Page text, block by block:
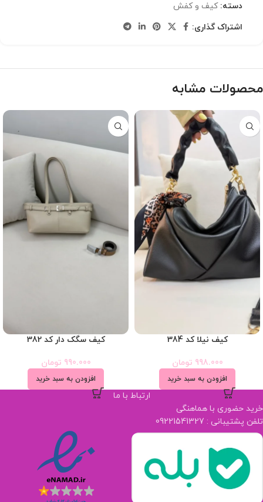
دسته: کیف و کفش
اشتراک گذاری:
محصولات مشابه
کیف نیلا کد 384
998.000 تومان
افزودن به سبد خرید
کیف سگک دار کد 382
990.000 تومان
افزودن به سبد خرید
ارتباط با ما
خرید حضوری با هماهنگی
تلفن پشتیبانی : 09221541327